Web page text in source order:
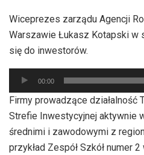
Wiceprezes zarządu Agencji
Warszawie Łukasz Kotapski w
się do inwestorów.
Odtwarzacz
plików
dźwiękowych
00:00
Firmy prowadzące działalność
Strefie Inwestycyjnej aktywnie
średnimi i zawodowymi z
przykład Zespół Szkół numer